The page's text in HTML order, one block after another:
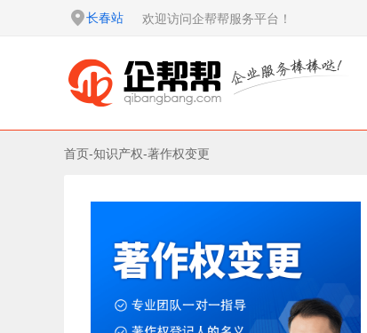
长春站 欢迎访问企帮帮服务平台！
首页-知识产权-著作权变更